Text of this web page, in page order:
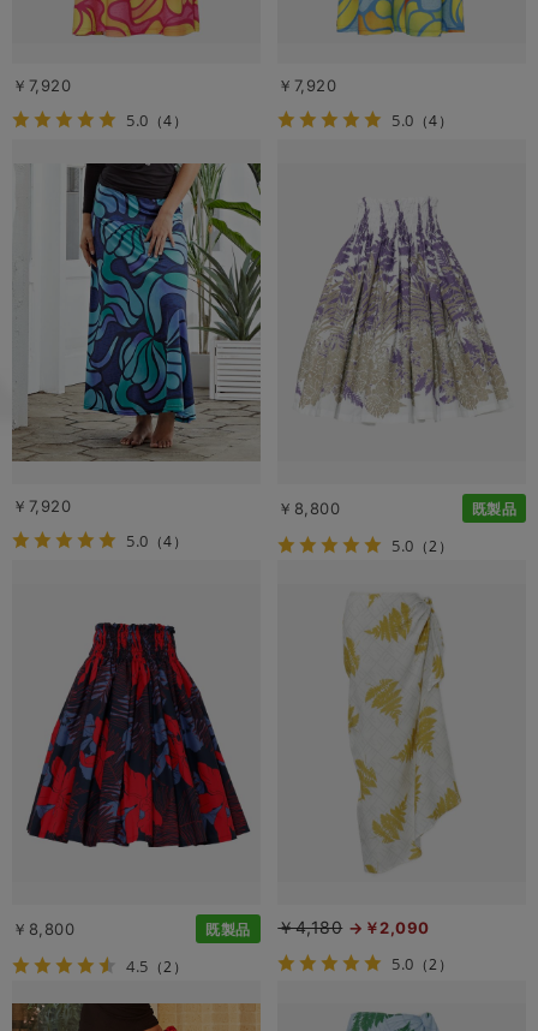
￥7,920
5.0 （4）
￥7,920
5.0 （4）
￥7,920
5.0 （4）
￥8,800 既製品
5.0 （2）
￥8,800 既製品
4.5 （2）
￥4,180 ￥2,090
5.0 （2）